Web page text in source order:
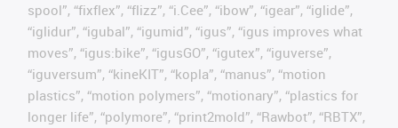
spool”, “fixflex”, “flizz”, “i.Cee”, “ibow”, “igear”, “iglide”,
“iglidur”, “igubal”, “igumid”, “igus”, “igus improves what
moves”, “igus:bike”, “igusGO”, “igutex”, “iguverse”,
“iguversum”, “kineKIT”, “kopla”, “manus”, “motion
plastics”, “motion polymers”, “motionary”, “plastics for
longer life”, “polymore”, “print2mold”, “Rawbot”, “RBTX”,